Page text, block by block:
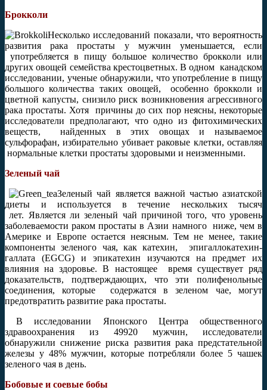
Брокколи
Несколько исследований показали, что вероятность
развития рака простаты у мужчин уменьшается, если
употребляется в пищу большое количество брокколи или
других овощей семейства крестоцветных. В одном канадском
исследовании, ученые обнаружили, что употребление в пищу
большого количества таких овощей, особенно брокколи и
цветной капусты, снизило риск возникновения агрессивного
рака простаты. Хотя причины до сих пор неясны, некоторые
исследователи предполагают, что одно из фитохимических
веществ, найденных в этих овощах и называемое
сульфорафан, избирательно убивает раковые клетки, оставляя
нормальные клетки простаты здоровыми и неизменными.
Зеленый чай
Зеленый чай является важной частью азиатской
диеты и используется в течение нескольких тысяч
лет. Является ли зеленый чай причиной того, что уровень
заболеваемости раком простаты в Азии намного ниже, чем в
Америке и Европе остается неясным. Тем не менее, такие
компоненты зеленого чая, как катехин, эпигаллокатехин-
галлата (EGCG) и эпикатехин изучаются на предмет их
влияния на здоровье. В настоящее время существует ряд
доказательств, подтверждающих, что эти полифенольные
соединения, которые содержатся в зеленом чае, могут
предотвратить развитие рака простаты.
В исследовании Японского Центра общественного
здравоохранения из 49920 мужчин, исследователи
обнаружили снижение риска развития рака предстательной
железы у 48% мужчин, которые потребляли более 5 чашек
зеленого чая в день.
Бобовые и соевые бобы